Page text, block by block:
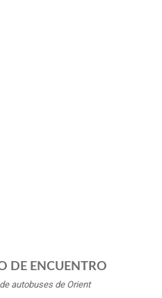
DE ENCUENTRO
autobuses de Orient